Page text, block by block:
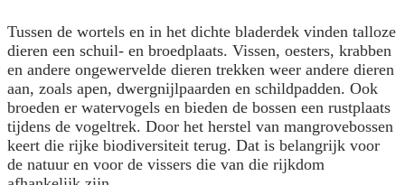
Tussen de wortels en in het dichte bladerdek vinden talloze
dieren een schuil- en broedplaats. Vissen, oesters, krabben
en andere ongewervelde dieren trekken weer andere dieren
aan, zoals apen, dwergnijlpaarden en schildpadden. Ook
broeden er watervogels en bieden de bossen een rustplaats
tijdens de vogeltrek. Door het herstel van mangrovebossen
keert die rijke biodiversiteit terug. Dat is belangrijk voor
de natuur en voor de vissers die van die rijkdom